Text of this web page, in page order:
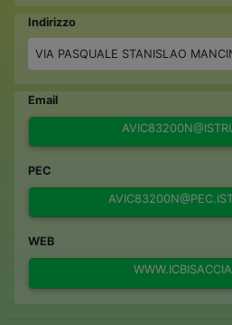
Indirizzo
VIA PASQUALE STANISLAO
Email
PEC
WEB